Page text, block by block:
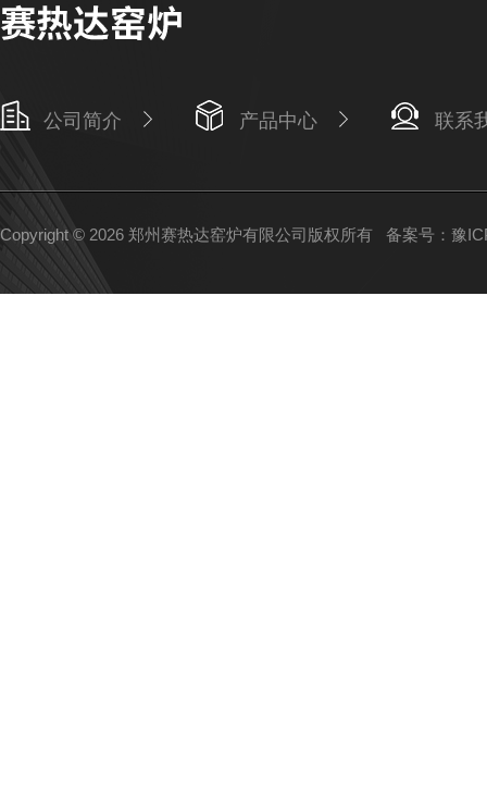
公司简介 产品中心 联系
Copyright © 2026 郑州赛热达窑炉有限公司版权所有 备案号：豫